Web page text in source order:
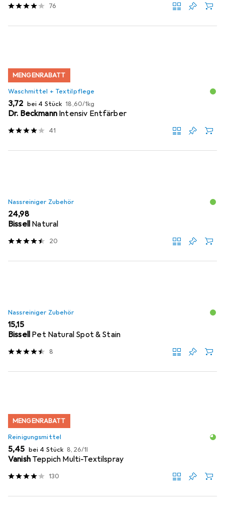
76
MENGENRABATT
Waschmittel + Textilpflege
EUR
3,72 bei 4 Stück EUR
18,60/1kg
Dr. Beckmann Intensiv Entfärber
41
Nassreiniger Zubehör
EUR
24,98
Bissell Natural
20
Nassreiniger Zubehör
EUR
15,15
Bissell Pet Natural Spot & Stain
8
MENGENRABATT
Reinigungsmittel
EUR
5,45 bei 4 Stück EUR
8,26/1l
Vanish Teppich Multi-Textilspray
130